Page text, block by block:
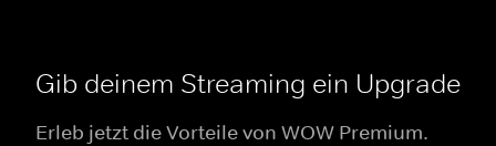
Gib deinem Streaming ein Upgrade
Erleb jetzt die Vorteile von WOW Premium.